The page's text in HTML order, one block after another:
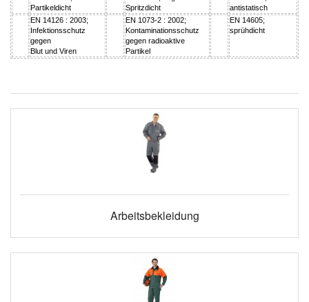
Partikeldicht
Spritzdicht
antistatisch
EN 14126 : 2003;
Infektionsschutz
gegen
Blut und Viren
EN 1073-2 : 2002;
Kontaminationsschutz
gegen radioaktive
Partikel
EN 14605;
sprühdicht
Arbeitsbekleidung